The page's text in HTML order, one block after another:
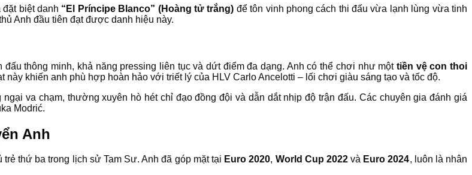
đặt biệt danh “El Príncipe Blanco” (Hoàng tử trắng) để tôn vinh phong cách thi đấu vừa lạnh lùng vừa tinh
Anh đầu tiên đạt được danh hiệu này.
thông minh, khả năng pressing liên tục và dứt điểm đa dạng. Anh có thể chơi như một tiền vệ con thoi
này khiến anh phù hợp hoàn hảo với triết lý của HLV Carlo Ancelotti – lối chơi giàu sáng tạo và tốc độ.
va chạm, thường xuyên hò hét chỉ đạo đồng đội và dẫn dắt nhịp độ trận đấu. Các chuyên gia đánh giá
Modrić.
Anh
trẻ thứ ba trong lịch sử Tam Sư. Anh đã góp mặt tại Euro 2020, World Cup 2022và Euro 2024, luôn là nhân